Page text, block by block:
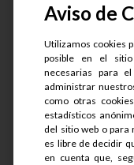
NPT
Aviso de
Utilizamos cookies
posible en el
necesarias para
administrar
como otras
estadísticos
del sitio web o para
es libre de decidir
en cuenta que,